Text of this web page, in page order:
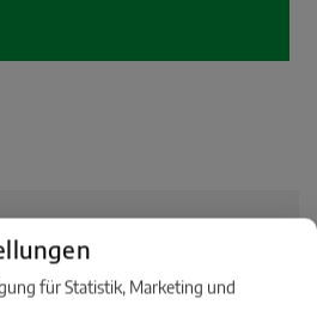
Verbrauch
für Statistik, Marketing und